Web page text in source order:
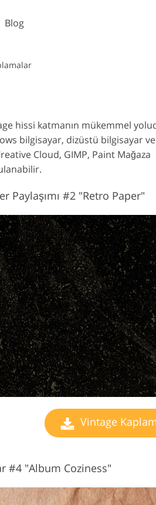
Hizmetleri
Fotoğraf Restorasyon
Hizmetleri
Video Düzenleme
Hizmetleri
Blog
hissi katmanın mükemmel
bilgisayar, dizüstü bilgisayar ve
Cloud, GIMP, Paint Mağaza
Paylaşımı #2 "Retro Paper"
Vintage
#4 "Album Coziness"